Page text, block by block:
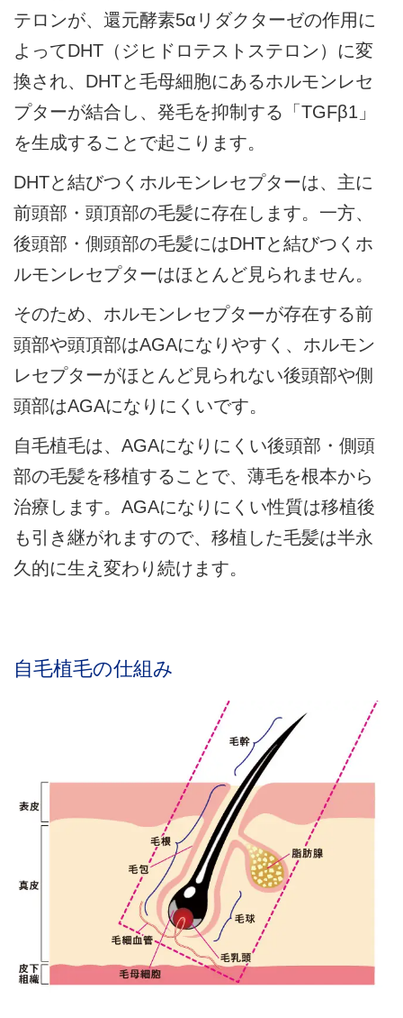
テロンが、還元酵素5αリダクターゼの作用に
よってDHT（ジヒドロテストステロン）に変
換され、DHTと毛母細胞にあるホルモンレセ
プターが結合し、発毛を抑制する「TGFβ1」
を生成することで起こります。
DHTと結びつくホルモンレセプターは、主に
前頭部・頭頂部の毛髪に存在します。一方、
後頭部・側頭部の毛髪にはDHTと結びつくホ
ルモンレセプターはほとんど見られません。
そのため、ホルモンレセプターが存在する前
頭部や頭頂部はAGAになりやすく、ホルモン
レセプターがほとんど見られない後頭部や側
頭部はAGAになりにくいです。
自毛植毛は、AGAになりにくい後頭部・側頭
部の毛髪を移植することで、薄毛を根本から
治療します。AGAになりにくい性質は移植後
も引き継がれますので、移植した毛髪は半永
久的に生え変わり続けます。
自毛植毛の仕組み